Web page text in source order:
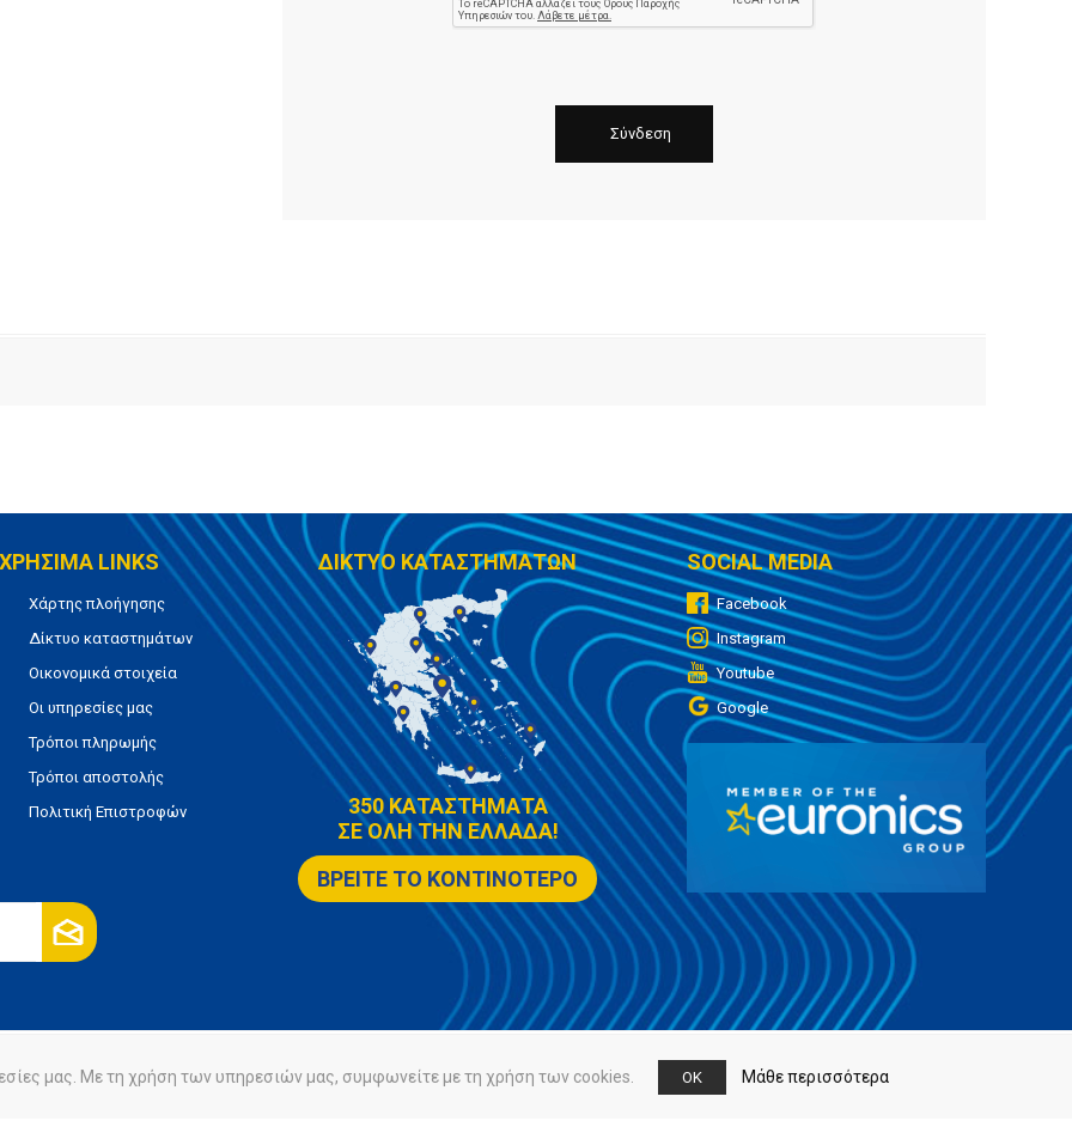
ΧΡΗΣΙΜΑ LINKS
Χάρτης πλοήγησης
Δίκτυο καταστημάτων
Οικονομικά στοιχεία
Οι υπηρεσίες μας
Τρόποι πληρωμής
Τρόποι αποστολής
Πολιτική Επιστροφών
ΔΙΚΤΥΟ ΚΑΤΑΣΤΗΜΑΤΩΝ
350 ΚΑΤΑΣΤΗΜΑΤΑ
ΣΕ ΟΛΗ ΤΗΝ ΕΛΛΑΔΑ!
ΒΡΕΙΤΕ ΤΟ ΚΟΝΤΙΝΟΤΕΡΟ
SOCIAL MEDIA
Facebook
Instagram
Youtube
Google
Πολιτική Cookies
μας. Με τη χρήση των υπηρεσιών μας, συμφωνείτε με τη χρήση των cookies. OK Μάθε περισσότερα